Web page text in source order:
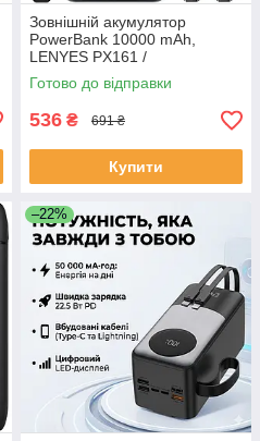
Зовнішній акумулятор
PowerBank 10000 mAh,
LENYES PX161 /
Портативний акумулятор /
Повербанк для телефона /
Готово до відправки
536 ₴ 691 ₴
Купити
–22%